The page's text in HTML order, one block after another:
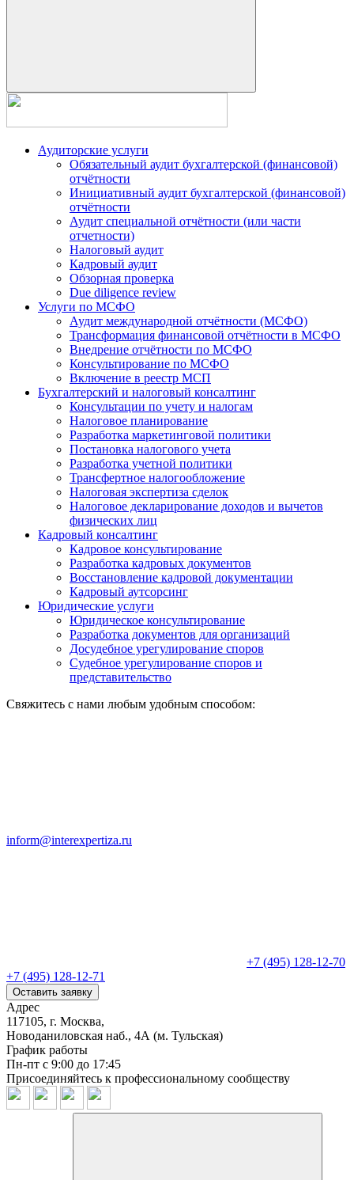
Аудиторские услуги
Обязательный аудит бухгалтерской (финансовой)
отчётности
Инициативный аудит бухгалтерской (финансовой)
отчётности
Аудит специальной отчётности (или части
отчетности)
Налоговый аудит
Кадровый аудит
Обзорная проверка
Due diligence review
Услуги по МСФО
Аудит международной отчётности (МСФО)
Трансформация финансовой отчётности в МСФО
Внедрение отчётности по МСФО
Консультирование по МСФО
Включение в реестр МСП
Бухгалтерский и налоговый консалтинг
Консультации по учету и налогам
Налоговое планирование
Разработка маркетинговой политики
Постановка налогового учета
Разработка учетной политики
Трансфертное налогообложение
Налоговая экспертиза сделок
Налоговое декларирование доходов и вычетов
физических лиц
Кадровый консалтинг
Кадровое консультирование
Разработка кадровых документов
Восстановление кадровой документации
Кадровый аутсорсинг
Юридические услуги
Юридическое консультирование
Разработка документов для организаций
Досудебное урегулирование споров
Судебное урегулирование споров и
представительство
Свяжитесь с нами любым удобным способом:
inform@interexpertiza.ru
+7 (495) 128-12-70
+7 (495) 128-12-71
Оставить заявку
Адрес
117105, г. Москва,
Новоданиловская наб., 4А (м. Тульская)
График работы
Пн-пт с 9:00 до 17:45
Присоединяйтесь к профессиональному сообществу